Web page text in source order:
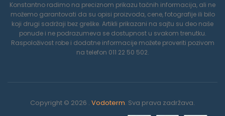
Konstantno radimo na preciznom prikazu tačnih informacija, ali ne
možemo garantovati da su opisi proizvoda, cene, fotografije ili bilo
koji drugi sadržaji bez greške. Artikli prikazani na sajtu su deo naše
ponude i ne podrazumeva se dostupnost u svakom trenutku.
Raspoloživost robe i dodatne informacije možete proveriti pozivom
na telefon 011 22 50 502.
Copyright © 2026 . Vodoterm. Sva prava zadržava.